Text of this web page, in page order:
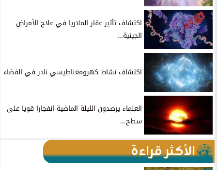
اكتشاف تأثير عقار الملاريا في علاج الأمراض
الجينية...
اكتشاف نشاط كهرومغناطيسي نادر في الفضاء
العلماء يرصدون الليلة الماضية انفجارا قويا على
سطح...
الأكثر قراءة